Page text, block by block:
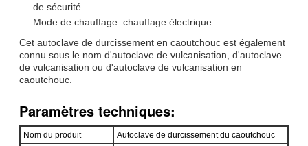
de sécurité
Mode de chauffage: chauffage électrique
Cet autoclave de durcissement en caoutchouc est également
connu sous le nom d'autoclave de vulcanisation, d'autoclave
de vulcanisation ou d'autoclave de vulcanisation en
caoutchouc.
Paramètres techniques:
Nom du produit
Autoclave de durcissement du caoutchouc